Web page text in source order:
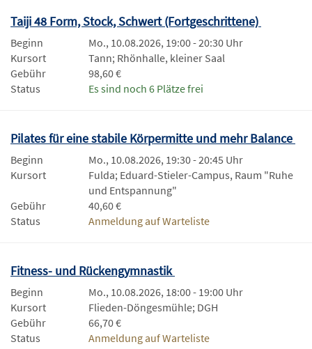
Taiji 48 Form, Stock, Schwert (Fortgeschrittene)
Beginn
Mo., 10.08.2026, 19:00 - 20:30 Uhr
Kursort
Tann; Rhönhalle, kleiner Saal
Gebühr
98,60 €
Status
Es sind noch 6 Plätze frei
Pilates für eine stabile Körpermitte und mehr Balance
Beginn
Mo., 10.08.2026, 19:30 - 20:45 Uhr
Kursort
Fulda; Eduard-Stieler-Campus, Raum "Ruhe
und Entspannung"
Gebühr
40,60 €
Status
Anmeldung auf Warteliste
Fitness- und Rückengymnastik
Beginn
Mo., 10.08.2026, 18:00 - 19:00 Uhr
Kursort
Flieden-Döngesmühle; DGH
Gebühr
66,70 €
Status
Anmeldung auf Warteliste